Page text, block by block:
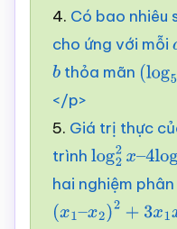
4. Có bao nhiêu
cho ứng với mỗi
bthỏa mãn (log5
</p>
5. Giá trị thực
trình log2 2x–4
hai nghiệm
(x1–x2) +3 x1x2